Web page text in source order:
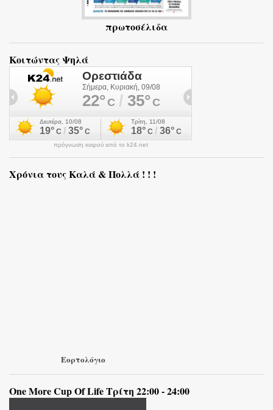
πρωτοσέλιδα
Κοιτώντας Ψηλά
πρόγνωση καιρού από το k24.net
Χρόνια τους Καλά & Πολλά ! ! !
Εορτολόγιο
One More Cup Of Life Τρίτη 22:00 - 24:00